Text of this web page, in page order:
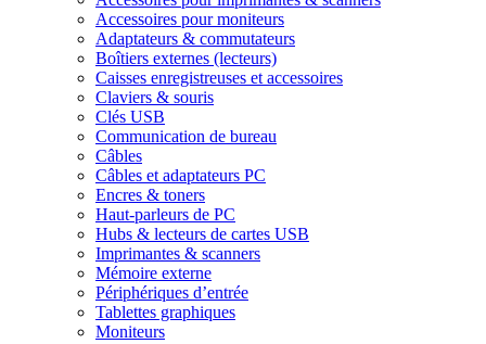
Accessoires pour moniteurs
Adaptateurs & commutateurs
Boîtiers externes (lecteurs)
Caisses enregistreuses et accessoires
Claviers & souris
Clés USB
Communication de bureau
Câbles
Câbles et adaptateurs PC
Encres & toners
Haut-parleurs de PC
Hubs & lecteurs de cartes USB
Imprimantes & scanners
Mémoire externe
Périphériques d’entrée
Tablettes graphiques
Moniteurs